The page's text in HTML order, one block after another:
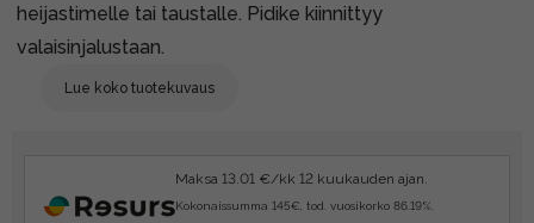
heijastimelle tai taustalle. Pidike kiinnittyy
valaisinjalustaan.
Lue koko tuotekuvaus
Maksa 13.01 €/kk 12 kuukauden ajan.
Kokonaissumma 145€, tod. vuosikorko 86.19%.